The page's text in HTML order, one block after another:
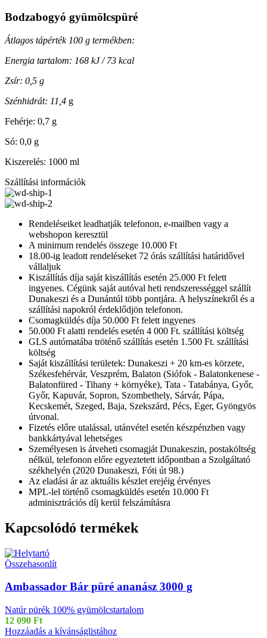
Bodzabogyó gyümölcspüré
Átlagos tápérték 100 g termékben:
Energia tartalom: 168 kJ / 73 kcal
Zsír: 0,5 g
Szénhidrát: 11,4 g
Fehérje: 0,7 g
Só: 0,0 g
Kiszerelés: 1000 ml
Szállítási információk
Rendeléseiket leadhatják telefonon, e-mailben vagy a
webshopon keresztül
A minimum rendelés összege 10.000 Ft
18.00-ig leadott rendeléseket 72 órás szállítási határidővel
vállaljuk
Kiszállítás díja saját kiszállítás esetén 25.000 Ft felett
ingyenes. Cégünk saját autóval heti rendszerességgel szállít
Dunakeszi és a Dunántúl több pontjára. A helyszínekről és a
szállítási napokról érdeklődjön telefonon.
Csomagküldés díja 50.000 Ft felett ingyenes
50.000 Ft alatti rendelés esetén 4 000 Ft. szállítási költség
GLS autómatába tröténő szállítás esetén 1.500 Ft. szállítási
költség
Saját kiszállítási területek: Dunakeszi + 20 km-es körzete,
Székesfehérvár, Veszprém, Balaton (Siófok - Balatonkenese -
Balatonfüred - Tihany + környéke), Tata - Tatabánya, Győr,
Győr, Kapuvár, Sopron, Szombethely, Sárvár, Pápa,
Kecskemét, Szeged, Baja, Szekszárd, Pécs, Eger, Gyöngyös
útvonal.
Fizetés előre utalással, utánvétel esetén készpénzben vagy
bankkártyával lehetséges
Személyesen is átveheti csomagját Dunakeszin, postaköltség
nélkül, telefonon előre egyeztetett időpontban a Szolgáltató
székhelyén (2020 Dunakeszi, Fóti út 98.)
Az eladási ár az aktuális készlet erejéig érvényes
MPL-lel történő csomagküldés esetén 10.000 Ft
adminisztrációs díj kerül felszámításra
Kapcsolódó termékek
Összehasonlít
Ambassador Bár püré ananász 3000 g
Natúr pürék 100% gyümölcstartalom
12 090 Ft
Hozzáadás a kívánságlistához